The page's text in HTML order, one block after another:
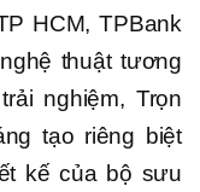
HCM, TPBank
thuật tương
nghiệm, Trọn
tạo riêng biệt
kế của bộ sưu